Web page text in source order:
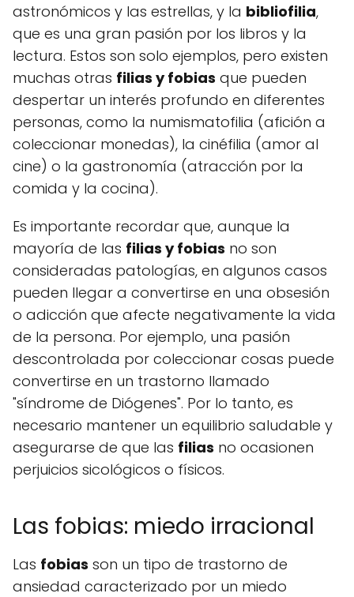
astronómicos y las estrellas, y la bibliofilia,
que es una gran pasión por los libros y la
lectura. Estos son solo ejemplos, pero existen
muchas otras filias y fobias que pueden
despertar un interés profundo en diferentes
personas, como la numismatofilia (afición a
coleccionar monedas), la cinéfilia (amor al
cine) o la gastronomía (atracción por la
comida y la cocina).
Es importante recordar que, aunque la
mayoría de las filias y fobias no son
consideradas patologías, en algunos casos
pueden llegar a convertirse en una obsesión
o adicción que afecte negativamente la vida
de la persona. Por ejemplo, una pasión
descontrolada por coleccionar cosas puede
convertirse en un trastorno llamado
"síndrome de Diógenes". Por lo tanto, es
necesario mantener un equilibrio saludable y
asegurarse de que las filias no ocasionen
perjuicios sicológicos o físicos.
Las fobias: miedo irracional
Las fobias son un tipo de trastorno de
ansiedad caracterizado por un miedo